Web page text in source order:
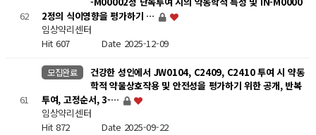
62
2정의 식이영향을 평가하기 …
임상약리센터
Hit 607Date 2025-12-09
61
모집완료
건강한 성인에서 JW0104, C2409, C2410 투여 시 약동
학적 약물상호작용 및 안전성을 평가하기 위한 공개, 반복
투여, 고정순서, 3-…
임상약리센터
Hit 872Date 2025-09-22